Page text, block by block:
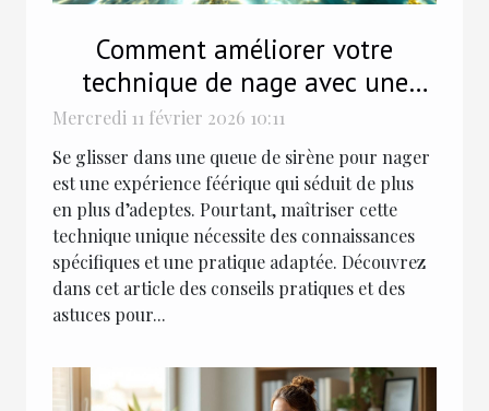
Comment améliorer votre
technique de nage avec une
queue de sirène ?
Mercredi 11 février 2026 10:11
Se glisser dans une queue de sirène pour nager
est une expérience féérique qui séduit de plus
en plus d’adeptes. Pourtant, maîtriser cette
technique unique nécessite des connaissances
spécifiques et une pratique adaptée. Découvrez
dans cet article des conseils pratiques et des
astuces pour...